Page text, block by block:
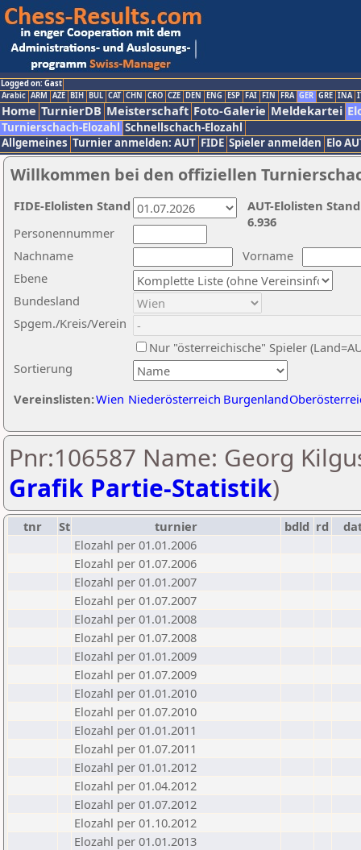
Logged on: Gast
Arabic ARM AZE BIH BUL CAT CHN CRO CZE DEN ENG ESP FAI FIN FRA GER GRE INA
Home TurnierDB Meisterschaft Foto-Galerie Meldekartei
Turnierschach-Elozahl Schnellschach-Elozahl
Allgemeines Turnier anmelden: AUT FIDE Spieler anmelden Elo
Willkommen bei den offiziellen
Nachname
Vorname
Ebene
Sortierung
Personennummer
Bundesland
Spgem./Kreis/Verein
Nur "österreichische" Spieler
Vereinslisten:Wien Niederösterreich Burgenland
AUT-Elolisten
6.936
FIDE-Elolisten Stand
Pnr:106587 Name: Georg
Grafik Partie-Statistik)
tnr St turnier bdld rd
Elozahl per 01.01.2006
Elozahl per 01.07.2006
Elozahl per 01.01.2007
Elozahl per 01.07.2007
Elozahl per 01.01.2008
Elozahl per 01.07.2008
Elozahl per 01.01.2009
Elozahl per 01.07.2009
Elozahl per 01.01.2010
Elozahl per 01.07.2010
Elozahl per 01.01.2011
Elozahl per 01.07.2011
Elozahl per 01.01.2012
Elozahl per 01.04.2012
Elozahl per 01.07.2012
Elozahl per 01.10.2012
Elozahl per 01.01.2013